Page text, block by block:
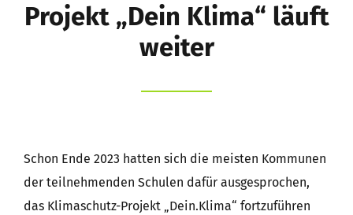
Suche
nach:
Projekt „Dein Klima“ läuft
weiter
Schon Ende 2023 hatten sich die meisten Kommunen
der teilnehmenden Schulen dafür ausgesprochen,
das Klimaschutz-Projekt „Dein.Klima“ fortzuführen